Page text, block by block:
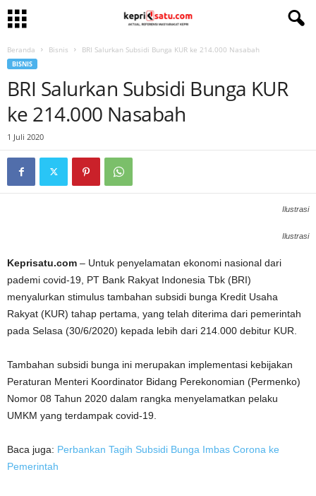
Beranda Bisnis BRI Salurkan Subsidi Bunga KUR ke 214.000 Nasabah
BISNIS
BRI Salurkan Subsidi Bunga KUR
ke 214.000 Nasabah
1 Juli 2020
Ilustrasi
Ilustrasi
Keprisatu.com – Untuk penyelamatan ekonomi nasional dari
pademi covid-19, PT Bank Rakyat Indonesia Tbk (BRI)
menyalurkan stimulus tambahan subsidi bunga Kredit Usaha
Rakyat (KUR) tahap pertama, yang telah diterima dari pemerintah
pada Selasa (30/6/2020) kepada lebih dari 214.000 debitur KUR.
Tambahan subsidi bunga ini merupakan implementasi kebijakan
Peraturan Menteri Koordinator Bidang Perekonomian (Permenko)
Nomor 08 Tahun 2020 dalam rangka menyelamatkan pelaku
UMKM yang terdampak covid-19.
Baca juga: Perbankan Tagih Subsidi Bunga Imbas Corona ke
Pemerintah